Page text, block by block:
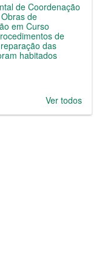
de Coordenação
de
em Curso
de
das
habitados
Ver todos